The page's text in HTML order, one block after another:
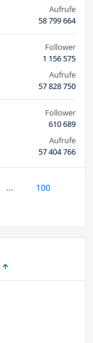
Aufrufe
58 799 664
Follower
1 156 575
Aufrufe
57 828 750
Follower
610 689
Aufrufe
57 404 766
...
100